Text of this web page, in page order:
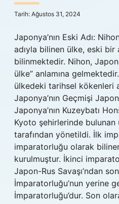
Hakkımızda
Tarih: Ağustos 31, 2024
Japonya’nın Eski Adı:
adıyla bilinen ülke, eski bir
bilinmektedir. Nihon,
ülke” anlamına
ülkedeki tarihsel kökenleri
Japonya’nın Geçmişi
Japonya’nın Kuzeybatı
Kyoto şehirlerinde
tarafından yönetildi. İlk
imparatorluğu olarak
kurulmuştur. İkinci
Japon-Rus Savaşı’ndan
İmparatorluğu’nun yerine
İmparatorluğu’dur. Son